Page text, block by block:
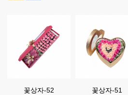
꽃상자-52 꽃상자-51